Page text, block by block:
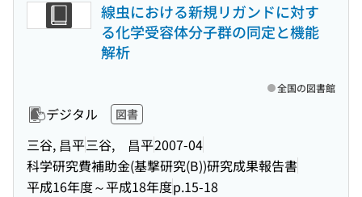
線虫における新規リガンドに対す
る化学受容体分子群の同定と機能
解析
デジタル 図書
三谷, 昌平三谷, 昌平2007-04
科学研究費補助金(基撃研究(B))研究成果報告書
平成16年度～平成18年度p.15-18
全国の図書館